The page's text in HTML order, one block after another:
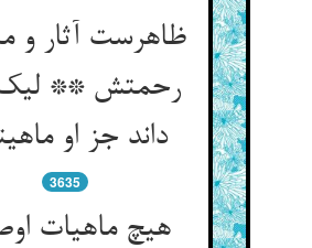
ظاهرست آثار و
رحمتش **
داند جز او
3635
هیچ ماهیات